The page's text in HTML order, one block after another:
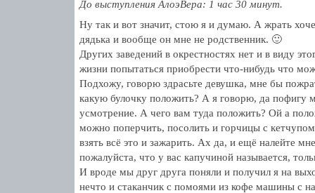
До выступления АлоэВера: 1 час 30 минут.
Ну так и вот значит, стою я и думаю. А жрать
дядька и вообще он мне не родственник. 🙂
Других заведений в окрестностях нет и в виду
жизни попытаться приобрести что-нибудь что
Подхожу, говорю здрасьте девушка, мне бы
какую булочку положить? А я говорю, да пофигу
усмотрение. А чего вам туда положить? Ой а
можно поперчить, посолить и горчицы с
взять всё это и зажарить. Ах да, и ещё налейте
пожалуйста, что у вас капучиной называется,
И вроде мы друг друга поняли и получил я на
нечто и стаканчик с помоями из кофе машины с